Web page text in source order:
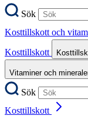
Sök
Kosttillskott och
Kosttillskott
Vitaminer och
Sök
Kosttillskott